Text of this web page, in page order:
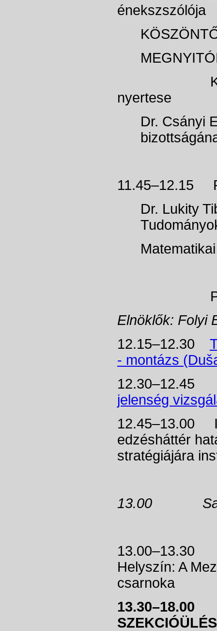
énekszszólója
Kiss
nyertese
Dr. Csányi
11.45–12.15
Dr. Lukity
Elnöklők: Folyi
12.15–12.30
- montázs
jelenség
12.45–13.00
edzésháttér
stratégiájára
13.00
Helyszín: A
csarnoka
13.30–18.00